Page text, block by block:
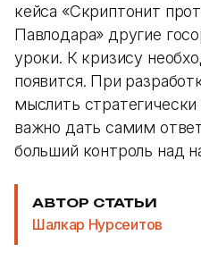
кейса «Скриптонит
Павлодара» другие
уроки. К кризису
появится. При
мыслить
важно дать самим
больший контроль над
АВТОР СТАТЬИ
Шалкар Нурсеитов